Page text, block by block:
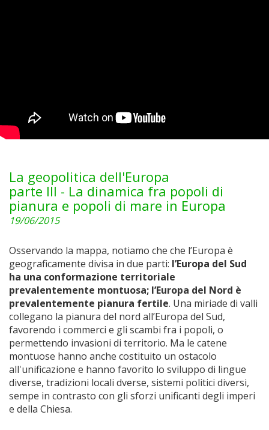
La geopolitica dell'Europa
parte III - La dinamica fra popoli di
pianura e popoli di mare in Europa
19/06/2015
Osservando la mappa, notiamo che che l’Europa è
geograficamente divisa in due parti: l’Europa del Sud
ha una conformazione territoriale
prevalentemente montuosa; l’Europa del Nord è
prevalentemente pianura fertile. Una miriade di valli
collegano la pianura del nord all’Europa del Sud,
favorendo i commerci e gli scambi fra i popoli, o
permettendo invasioni di territorio. Ma le catene
montuose hanno anche costituito un ostacolo
all'unificazione e hanno favorito lo sviluppo di lingue
diverse, tradizioni locali dverse, sistemi politici diversi,
sempe in contrasto con gli sforzi unificanti degli imperi
e della Chiesa.